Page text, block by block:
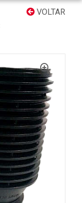
VOLTAR